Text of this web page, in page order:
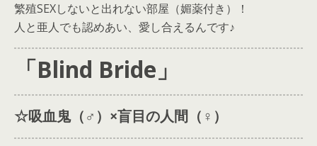
繁殖SEXしないと出れない部屋（媚薬付き）！
人と亜人でも認めあい、愛し合えるんです♪
「Blind Bride」
☆吸血鬼（♂）×盲目の人間（♀）